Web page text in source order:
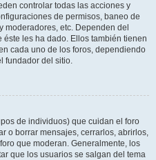
controlar todas las acciones y
de permisos, baneo de
etc. Dependen del
les ha dado. Ellos también tienen
cada uno de los foros, dependiendo
fundador del sitio.
de individuos) que cuidan el foro
o borrar mensajes, cerrarlos, abrirlos,
que moderan. Generalmente, los
que los usuarios se salgan del tema